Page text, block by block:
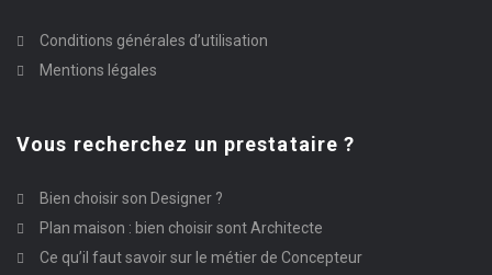
Conditions générales d’utilisation
Mentions légales
Vous recherchez un prestataire ?
Bien choisir son Designer ?
Plan maison : bien choisir sont Architecte
Ce qu’il faut savoir sur le métier de Concepteur